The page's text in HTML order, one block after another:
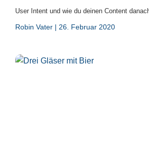
User Intent und wie du deinen Content
Robin Vater 26. Februar 2020